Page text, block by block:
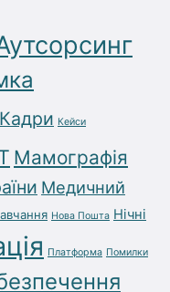
Кадри Кейси
Мамографія
Медичний
Нова Пошта Нічні
Платформа Помилки